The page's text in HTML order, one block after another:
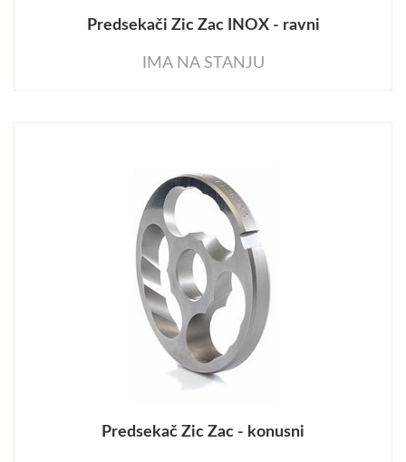
Predsekači Zic Zac INOX - ravni
IMA NA STANJU
Predsekač Zic Zac - konusni